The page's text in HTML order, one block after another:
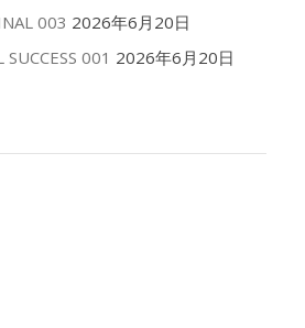
003 2026年6月20日
001 2026年6月20日